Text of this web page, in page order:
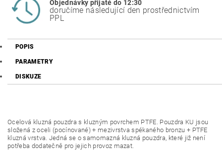
Objednávky přijaté do 12:30
doručíme následující den prostřednictvím
PPL
POPIS
PARAMETRY
DISKUZE
Ocelová kluzná pouzdra s kluzným povrchem PTFE. Pouzdra KU jsou
složená z oceli (pocínované) + mezivrstva spékaného bronzu + PTFE
kluzná vrstva. Jedná se o samomazná kluzná pouzdra, které již není
potřeba dodatečně pro jejich provoz mazat.